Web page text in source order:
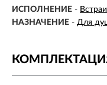
ИСПОЛНЕНИЕ -
НАЗНАЧЕНИЕ - Для